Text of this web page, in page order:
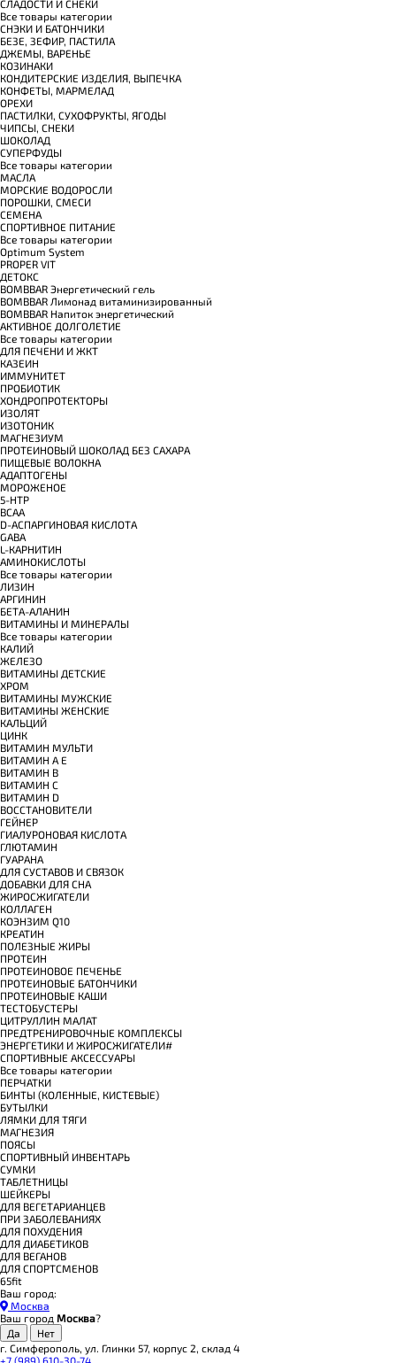
СЛАДОСТИ И СНЕКИ
Все товары категории
СНЭКИ И БАТОНЧИКИ
БЕЗЕ, ЗЕФИР, ПАСТИЛА
ДЖЕМЫ, ВАРЕНЬЕ
КОЗИНАКИ
КОНДИТЕРСКИЕ ИЗДЕЛИЯ, ВЫПЕЧКА
КОНФЕТЫ, МАРМЕЛАД
ОРЕХИ
ПАСТИЛКИ, СУХОФРУКТЫ, ЯГОДЫ
ЧИПСЫ, СНЕКИ
ШОКОЛАД
СУПЕРФУДЫ
Все товары категории
МАСЛА
МОРСКИЕ ВОДОРОСЛИ
ПОРОШКИ, СМЕСИ
СЕМЕНА
СПОРТИВНОЕ ПИТАНИЕ
Все товары категории
Optimum System
PROPER VIT
ДЕТОКС
BOMBBAR Энергетический гель
BOMBBAR Лимонад витаминизированный
BOMBBAR Напиток энергетический
АКТИВНОЕ ДОЛГОЛЕТИЕ
Все товары категории
ДЛЯ ПЕЧЕНИ И ЖКТ
КАЗЕИН
ИММУНИТЕТ
ПРОБИОТИК
ХОНДРОПРОТЕКТОРЫ
ИЗОЛЯТ
ИЗОТОНИК
МАГНЕЗИУМ
ПРОТЕИНОВЫЙ ШОКОЛАД БЕЗ САХАРА
ПИЩЕВЫЕ ВОЛОКНА
АДАПТОГЕНЫ
МОРОЖЕНОЕ
5-HTP
BCAA
D-АСПАРГИНОВАЯ КИСЛОТА
GABA
L-КАРНИТИН
АМИНОКИСЛОТЫ
Все товары категории
ЛИЗИН
АРГИНИН
БЕТА-АЛАНИН
ВИТАМИНЫ И МИНЕРАЛЫ
Все товары категории
КАЛИЙ
ЖЕЛЕЗО
ВИТАМИНЫ ДЕТСКИЕ
ХРОМ
ВИТАМИНЫ МУЖСКИЕ
ВИТАМИНЫ ЖЕНСКИЕ
КАЛЬЦИЙ
ЦИНК
ВИТАМИН МУЛЬТИ
ВИТАМИН A E
ВИТАМИН B
ВИТАМИН C
ВИТАМИН D
ВОССТАНОВИТЕЛИ
ГЕЙНЕР
ГИАЛУРОНОВАЯ КИСЛОТА
ГЛЮТАМИН
ГУАРАНА
ДЛЯ СУСТАВОВ И СВЯЗОК
ДОБАВКИ ДЛЯ СНА
ЖИРОСЖИГАТЕЛИ
КОЛЛАГЕН
КОЭНЗИМ Q10
КРЕАТИН
ПОЛЕЗНЫЕ ЖИРЫ
ПРОТЕИН
ПРОТЕИНОВОЕ ПЕЧЕНЬЕ
ПРОТЕИНОВЫЕ БАТОНЧИКИ
ПРОТЕИНОВЫЕ КАШИ
ТЕСТОБУСТЕРЫ
ЦИТРУЛЛИН МАЛАТ
ПРЕДТРЕНИРОВОЧНЫЕ КОМПЛЕКСЫ
ЭНЕРГЕТИКИ И ЖИРОСЖИГАТЕЛИ#
СПОРТИВНЫЕ АКСЕССУАРЫ
Все товары категории
ПЕРЧАТКИ
БИНТЫ (КОЛЕННЫЕ, КИСТЕВЫЕ)
БУТЫЛКИ
ЛЯМКИ ДЛЯ ТЯГИ
МАГНЕЗИЯ
ПОЯСЫ
СПОРТИВНЫЙ ИНВЕНТАРЬ
СУМКИ
ТАБЛЕТНИЦЫ
ШЕЙКЕРЫ
ДЛЯ ВЕГЕТАРИАНЦЕВ
ПРИ ЗАБОЛЕВАНИЯХ
ДЛЯ ПОХУДЕНИЯ
ДЛЯ ДИАБЕТИКОВ
ДЛЯ ВЕГАНОВ
ДЛЯ СПОРТСМЕНОВ
65fit
Ваш город:
Москва
Ваш город Москва?
г. Симферополь, ул. Глинки 57, корпус 2, склад 4
+7 (989) 610-30-74